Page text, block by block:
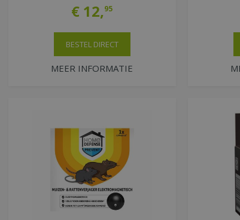
€ 12,95
MEER INFORMATIE
BESTEL DIRECT